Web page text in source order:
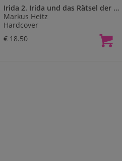
Irida 2. Irida und das Rätsel der Ruine
Markus Heitz
Hardcover
€ 18.50